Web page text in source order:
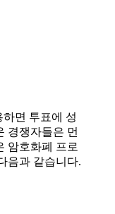
면 투표에 성
경쟁자들은 먼
암호화폐 프로
음과 같습니다.